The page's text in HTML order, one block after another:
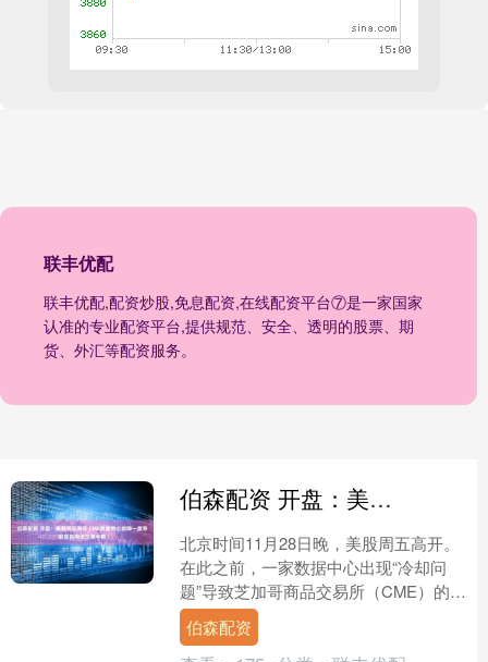
联丰优配
联丰优配,配资炒股,免息配资,在线配资平台⑦是一家国家
认准的专业配资平台,提供规范、安全、透明的股票、期
货、外汇等配资服务。
伯森配资 开盘：美股周五高开 CME数据中心故障一度导致股指期货交易中断
北京时间11月28日晚，美股周五高开。
在此之前，一家数据中心出现“冷却问
题”导致芝加哥商品交易所（CME）的资
产交易中断。 道指涨75.60点，涨幅为
0.16%....
伯森配资